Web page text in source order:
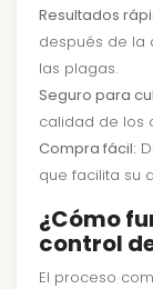
Resultados
después de la
las plagas.
Seguro para
calidad de los
Compra fácil:
que facilita su
¿Cómo
control
El proceso